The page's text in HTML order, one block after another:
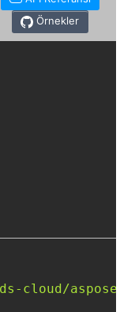
Örnekler
cloud/